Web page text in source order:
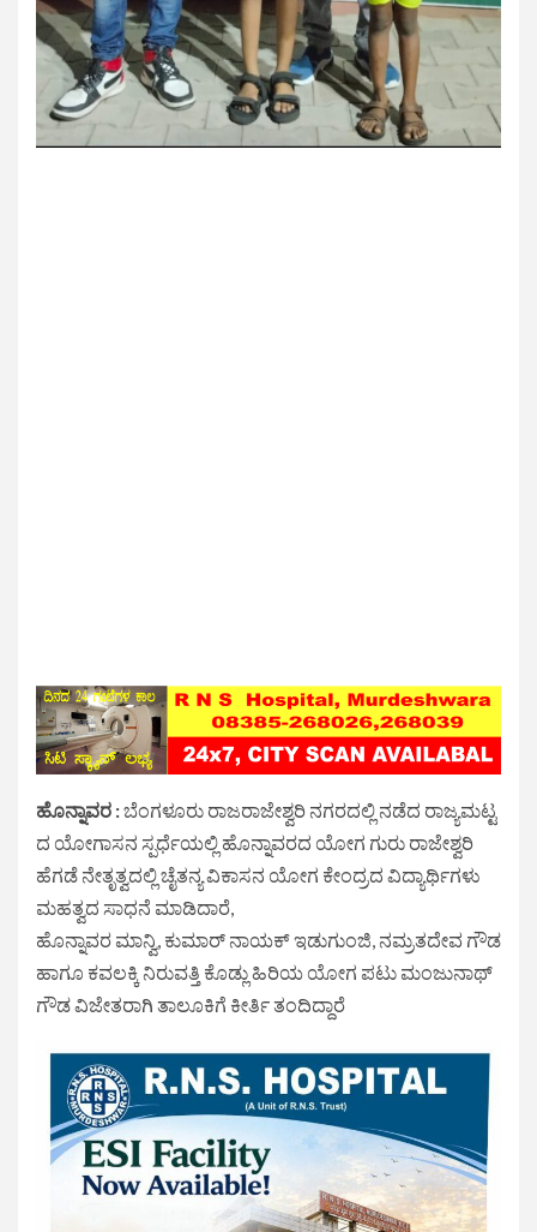
ಹೊನ್ನಾವರ :ಬೆಂಗಳೂರು ರಾಜರಾಜೇಶ್ವರಿ ನಗರದಲ್ಲಿ ನಡೆದ ರಾಜ್ಯಮಟ್ಟ
ದ ಯೋಗಾಸನ ಸ್ಪರ್ಧೆಯಲ್ಲಿ ಹೊನ್ನಾವರದ ಯೋಗ ಗುರು ರಾಜೇಶ್ವರಿ
ಹೆಗಡೆ ನೇತೃತ್ವದಲ್ಲಿ ಚೈತನ್ಯ ವಿಕಾಸನ ಯೋಗ ಕೇಂದ್ರದ ವಿದ್ಯಾರ್ಥಿಗಳು
ಮಹತ್ವದ ಸಾಧನೆ ಮಾಡಿದಾರೆ,
ಹೊನ್ನಾವರ ಮಾನ್ವಿ, ಕುಮಾರ್ ನಾಯಕ್ ಇಡುಗುಂಜಿ, ನಮ್ರತದೇವ ಗೌಡ
ಹಾಗೂ ಕವಲಕ್ಕಿ ನಿರುವತ್ತಿ ಕೊಡ್ಲು ಹಿರಿಯ ಯೋಗ ಪಟು ಮಂಜುನಾಥ್
ಗೌಡ ವಿಜೇತರಾಗಿ ತಾಲೂಕಿಗೆ ಕೀರ್ತಿ ತಂದಿದ್ದಾರೆ